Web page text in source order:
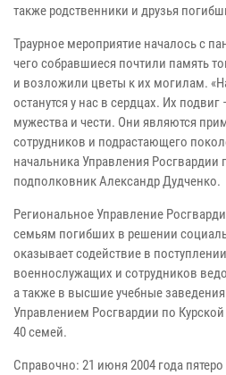
также родственники и друзья
Траурное мероприятие началось с
чего собравшиеся почтили память
и возложили цветы к их могилам.
останутся у нас в сердцах. Их
мужества и чести. Они являются
сотрудников и подрастающего
начальника Управления Росгвардии
подполковник Александр Дудченко.
Региональное Управление
семьям погибших в решении
оказывает содействие в
военнослужащих и сотрудников
а также в высшие учебные
Управлением Росгвардии по
40 семей.
Справочно: 21 июня 2004 года